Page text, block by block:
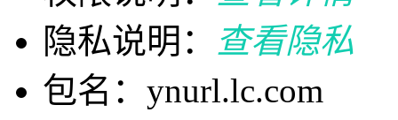
隐私说明：
查看隐私
包名：ynurl.lc.com